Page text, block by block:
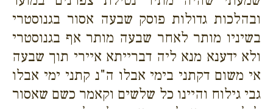
ובהלכות גדולות פוסק שבעה אסור בגנוסטרי
בשיניו מותר לאחר שבעה מותר אף בגנוסטרי
ולא ידענא מנא ליה דברייתא איירי תוך שבעה
אי משום דקתני בימי אבלו ה"נ קתני ימי אבלו
גבי גילוח והיינו כל שלשים וקאמר כשם שאסור